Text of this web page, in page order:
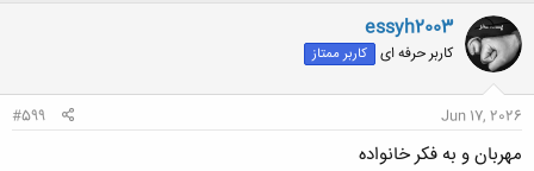
ن
ش
ه
ا
essyh2003
کاربر حرفه ای کاربر ممتاز
Jun 17, 2026
#599
مهربان و به فکر خانواده